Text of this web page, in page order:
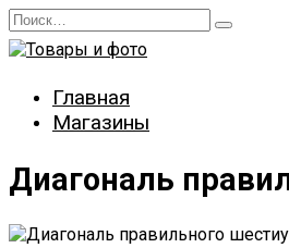
Перейти
к
содержанию
Search
for:
Главная
Магазины
Диагональ